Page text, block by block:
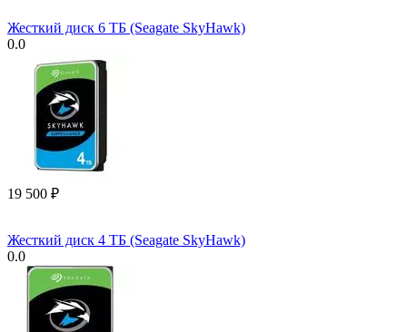
Жесткий диск 6 ТБ (Seagate SkyHawk)
0.0
19 500 ₽
Жесткий диск 4 ТБ (Seagate SkyHawk)
0.0